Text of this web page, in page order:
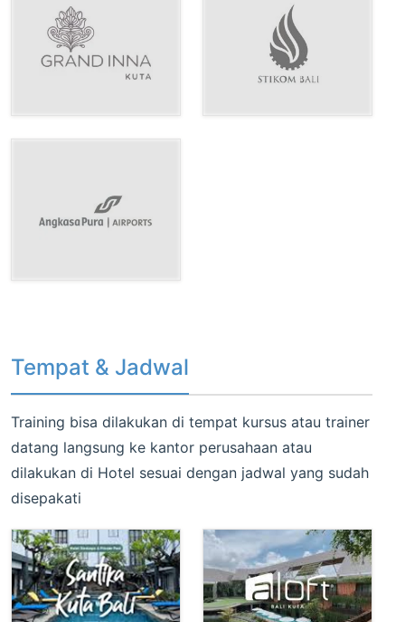
Tempat & Jadwal
Training bisa dilakukan di tempat kursus atau trainer
datang langsung ke kantor perusahaan atau
dilakukan di Hotel sesuai dengan jadwal yang sudah
disepakati